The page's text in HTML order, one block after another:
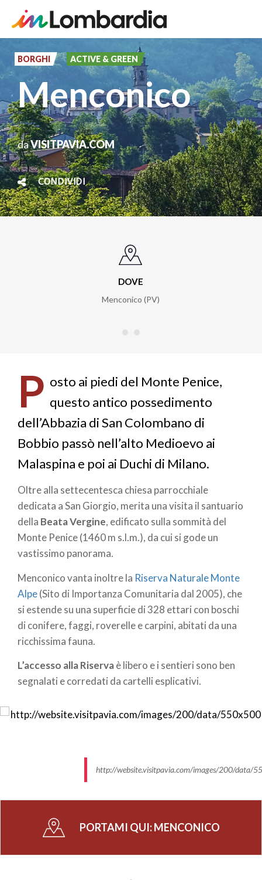
contenuto
principale
BORGHI ACTIVE & GREEN
Menconico
daVISITPAVIA.COM
CONDIVIDI
DOVE
Menconico (PV)
P osto ai piedi del Monte Penice,
questo antico possedimento
dell’Abbazia di San Colombano di
Bobbio passò nell’alto Medioevo ai
Malaspina e poi ai Duchi di Milano.
Oltre alla settecentesca chiesa parrocchiale
dedicata a San Giorgio, merita una visita il santuario
della Beata Vergine, edificato sulla sommità del
Monte Penice (1460 m s.l.m.), da cui si gode un
vastissimo panorama.
Menconico vanta inoltre la Riserva Naturale Monte
Alpe(Sito di Importanza Comunitaria dal 2005), che
si estende su una superficie di 328 ettari con boschi
di conifere, faggi, roverelle e carpini, abitati da una
ricchissima fauna.
L’accesso alla Riservaè libero e i sentieri sono ben
segnalati e corredati da cartelli esplicativi.
http://website.visitpavia.com/images/200/data/
PORTAMI QUI:MENCONICO